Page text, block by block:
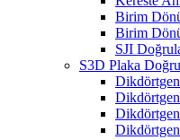
Birim
Birim
SJI
S3D Plaka